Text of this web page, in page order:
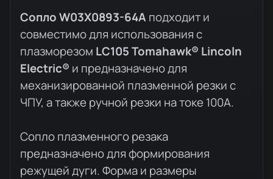
Сопло W03X0893-64A подходит и
совместимо для использования с
плазморезом LC105 Tomahawk® Lincoln
Electric® и предназначено для
механизированной плазменной резки с
ЧПУ, а также ручной резки на токе 100А.
Сопло плазменного резака
предназначено для формирования
режущей дуги. Форма и размеры